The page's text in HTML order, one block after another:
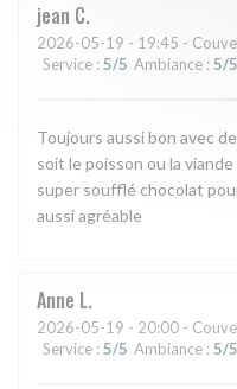
jean C
2026-05-19 - 19:45 -
Service : 5/5 Ambiance : 5/5
Toujours aussi bon avec
soit le poisson ou la
super soufflé chocolat
aussi agréable
Anne L
2026-05-19 - 20:00 -
Service : 5/5 Ambiance : 5/5